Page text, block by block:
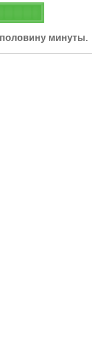
минуты.